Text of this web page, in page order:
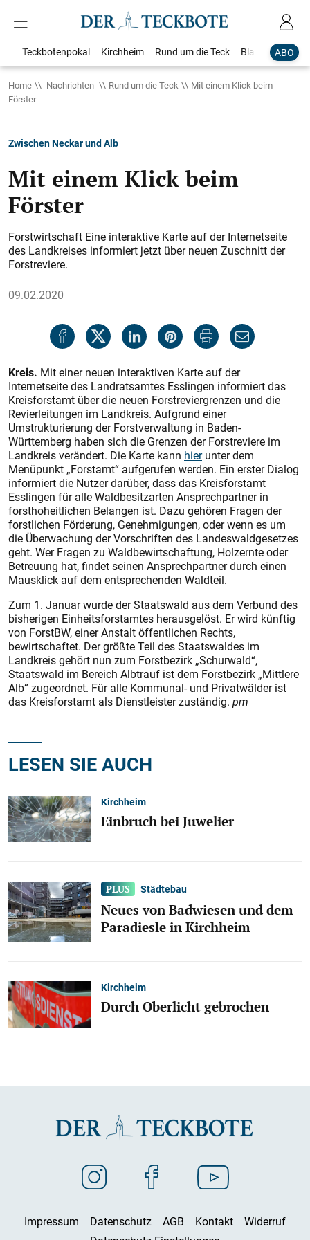
ABO
Teckbotenpokal Kirchheim Rund um die Teck Blaulicht
Home Nachrichten Rund um die Teck
Mit einem Klick beim
Förster
Zwischen Neckar und Alb
Mit einem Klick beim
Förster
Forstwirtschaft Eine interaktive Karte auf der Internetseite
des Landkreises informiert jetzt über neuen Zuschnitt der
Forstreviere.
09.02.2020
Kreis. Mit einer neuen interaktiven Karte auf der
Internetseite des Landratsamtes Esslingen informiert das
Kreisforstamt über die neuen Forstreviergrenzen und die
Revierleitungen im Landkreis. Aufgrund einer
Umstrukturierung der Forstverwaltung in Baden-
Württemberg haben sich die Grenzen der Forstreviere im
Landkreis verändert. Die Karte kann hierunter dem
Menüpunkt „Forstamt“ aufgerufen werden. Ein erster Dialog
informiert die Nutzer darüber, dass das Kreisforstamt
Esslingen für alle Waldbesitzarten Ansprechpartner in
forsthoheitlichen Belangen ist. Dazu gehören Fragen der
forstlichen Förderung, Genehmigungen, oder wenn es um
die Überwachung der Vorschriften des Landeswaldgesetzes
geht. Wer Fragen zu Waldbewirtschaftung, Holzernte oder
Betreuung hat, findet seinen Ansprechpartner durch einen
Mausklick auf dem entsprechenden Waldteil.
Zum 1. Januar wurde der Staatswald aus dem Verbund des
bisherigen Einheitsforstamtes herausgelöst. Er wird künftig
von ForstBW, einer Anstalt öffentlichen Rechts,
bewirtschaftet. Der größte Teil des Staatswaldes im
Landkreis gehört nun zum Forstbezirk „Schurwald“,
Staatswald im Bereich Albtrauf ist dem Forstbezirk „Mittlere
Alb“ zugeordnet. Für alle Kommunal- und Privatwälder ist
das Kreisforstamt als Dienstleister zuständig. pm
LESEN SIE AUCH
Kirchheim
Einbruch bei Juwelier
Städtebau
Neues von Badwiesen und dem
Paradiesle in Kirchheim
Kirchheim
Durch Oberlicht gebrochen
Impressum Datenschutz AGB Kontakt
Widerruf